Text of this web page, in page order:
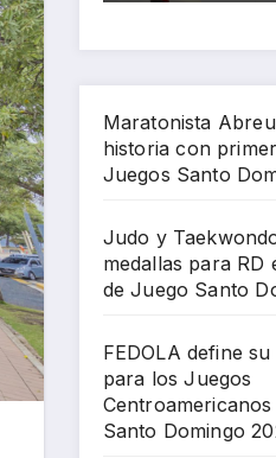
pri
me
ra
me
dal
la
en
Jue
gos
Sa
nto
Do
mi
ng
a
RD
en
jor
na
da
de
Jue
go
nto
Do
mi
ng
Ce
ntr
oa
me
ric
os
y
del
ibe
Sa
nto
Do
Maratonista
historia con
Juegos Santo
Judo y
medallas para RD
de Juego Santo
FEDOLA define
para los Juegos
Santo Domingo